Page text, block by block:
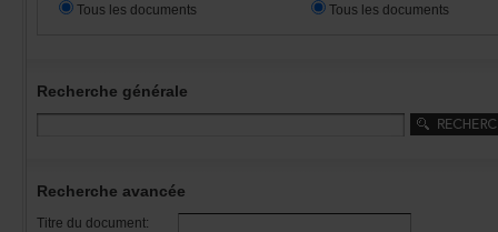
Touslesdocuments
Touslesdocuments
Recherchegénérale
Rechercheavancée
Titredudocument: